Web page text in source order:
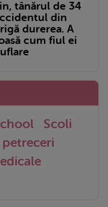
tânărul de 34
din
durerea. A
cum fiul ei
Scoli